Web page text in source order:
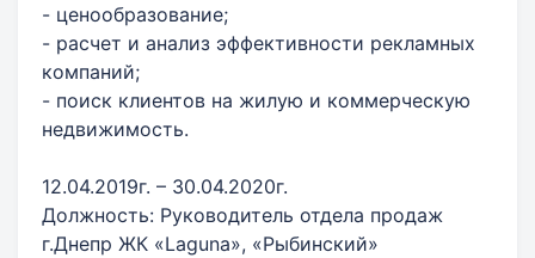
- ценообразование;
- расчет и анализ эффективности рекламных
компаний;
- поиск клиентов на жилую и коммерческую
недвижимость.
12.04.2019г. – 30.04.2020г.
Должность: Руководитель отдела продаж
г.Днепр ЖК «Laguna», «Рыбинский»